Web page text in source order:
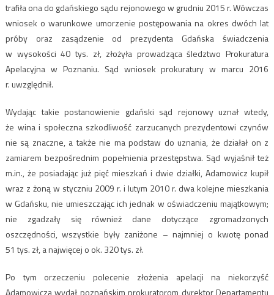
trafiła ona do gdańskiego sądu rejonowego w grudniu 2015 r. Wówczas
wniosek o warunkowe umorzenie postępowania na okres dwóch lat
próby oraz zasądzenie od prezydenta Gdańska świadczenia
w wysokości 40 tys. zł, złożyła prowadząca śledztwo Prokuratura
Apelacyjna w Poznaniu. Sąd wniosek prokuratury w marcu 2016
r. uwzględnił.
Wydając takie postanowienie gdański sąd rejonowy uznał wtedy,
że wina i społeczna szkodliwość zarzucanych prezydentowi czynów
nie są znaczne, a także nie ma podstaw do uznania, że działał on z
zamiarem bezpośrednim popełnienia przestępstwa. Sąd wyjaśnił też
m.in., że posiadając już pięć mieszkań i dwie działki, Adamowicz kupił
wraz z żoną w styczniu 2009 r. i lutym 2010 r. dwa kolejne mieszkania
w Gdańsku, nie umieszczając ich jednak w oświadczeniu majątkowym;
nie zgadzały się również dane dotyczące zgromadzonych
oszczędności, wszystkie były zaniżone – najmniej o kwotę ponad
51 tys. zł, a najwięcej o ok. 320 tys. zł.
Po tym orzeczeniu polecenie złożenia apelacji na niekorzyść
Adamowicza wydał poznańskim prokuratorom dyrektor Departamentu